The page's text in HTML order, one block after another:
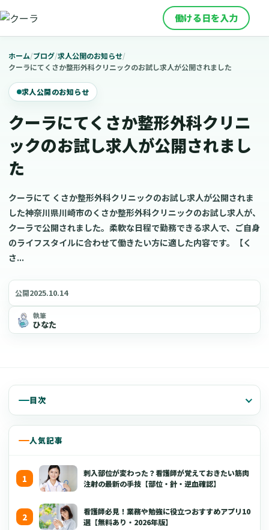
働ける日を入力
ホーム/ブログ/求人公開のお知らせ/
クーラにてくさか整形外科クリニックのお試し求人が公開されました
求人公開のお知らせ
クーラにてくさか整形外科クリニ
ックのお試し求人が公開されまし
た
クーラにて くさか整形外科クリニックのお試し求人が公開されま
した神奈川県川崎市のくさか整形外科クリニックのお試し求人が、
クーラで公開されました。柔軟な日程で勤務できる求人で、ご自身
のライフスタイルに合わせて働きたい方に適した内容です。【く
さ...
公開2025.10.14
執筆
ひなた
目次
人気記事
刺入部位が変わった？看護師が覚えておきたい筋肉
注射の最新の手技【部位・針・逆血確認】
看護師必見！業務や勉強に役立つおすすめアプリ10
選【無料あり・2026年版】